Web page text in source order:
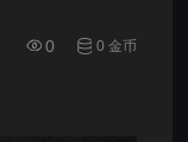
0 0 金币